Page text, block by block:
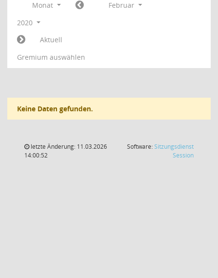
Monat
Februar
2020
Aktuell
Gremium auswählen
Keine Daten gefunden.
letzte Änderung: 11.03.2026
14:00:52
Software:Sitzungsdienst
Session(Wird in